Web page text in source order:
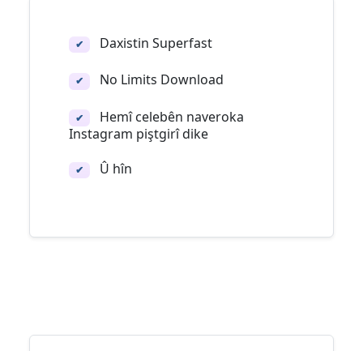
✔ Daxistin Superfast
✔ No Limits Download
✔
Hemî celebên naveroka
Instagram piştgirî dike
✔ Û hîn